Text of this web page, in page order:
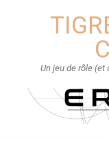
Un jeu de rôle